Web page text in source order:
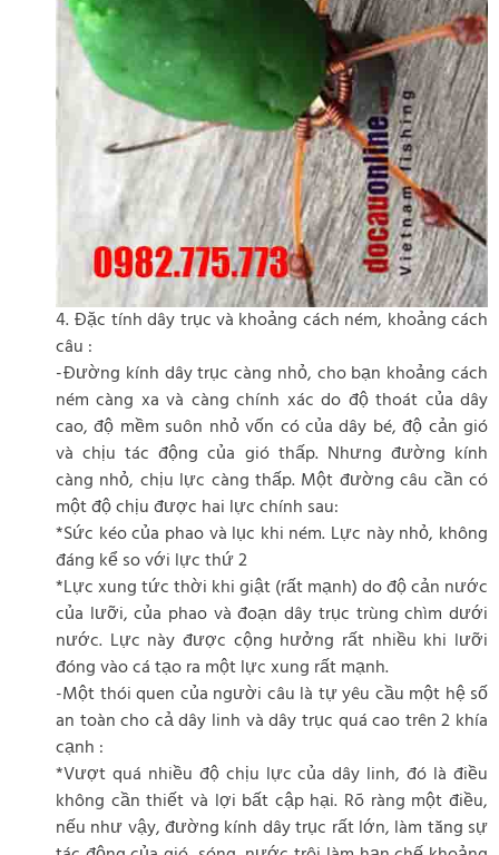
4. Đặc tính dây trục và khoảng cách ném, khoảng cách
câu :
-Đường kính dây trục càng nhỏ, cho bạn khoảng cách
ném càng xa và càng chính xác do độ thoát của dây
cao, độ mềm suôn nhỏ vốn có của dây bé, độ cản gió
và chịu tác động của gió thấp. Nhưng đường kính
càng nhỏ, chịu lực càng thấp. Một đường câu cần có
một độ chịu được hai lực chính sau:
*Sức kéo của phao và lục khi ném. Lực này nhỏ, không
đáng kể so với lực thứ 2
*Lực xung tức thời khi giật (rất mạnh) do độ cản nước
của lưỡi, của phao và đoạn dây trục trùng chìm dưới
nước. Lực này được cộng hưởng rất nhiều khi lưỡi
đóng vào cá tạo ra một lực xung rất mạnh.
-Một thói quen của người câu là tự yêu cầu một hệ số
an toàn cho cả dây linh và dây trục quá cao trên 2 khía
cạnh :
*Vượt quá nhiều độ chịu lực của dây linh, đó là điều
không cần thiết và lợi bất cập hại. Rõ ràng một điều,
nếu như vậy, đường kính dây trục rất lớn, làm tăng sự